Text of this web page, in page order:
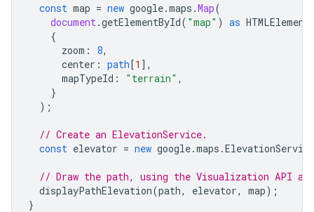
const map = new google.maps .Map(
document.getElementById( "map" ) as HTMLElement
{
zoom : 8,
center : path[1 ],
mapTypeId : "terrain" ,
}
);
// Create an ElevationService.
const elevator = new google.maps .ElevationService
// Draw the path, using the Visualization API
displayPathElevation(path, elevator, map);
}